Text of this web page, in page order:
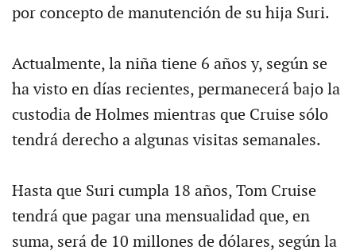
por concepto de manutención de su hija Suri.
Actualmente, la niña tiene 6 años y, según se
ha visto en días recientes, permanecerá bajo la
custodia de Holmes mientras que Cruise sólo
tendrá derecho a algunas visitas semanales.
Hasta que Suri cumpla 18 años, Tom Cruise
tendrá que pagar una mensualidad que, en
suma, será de 10 millones de dólares, según la